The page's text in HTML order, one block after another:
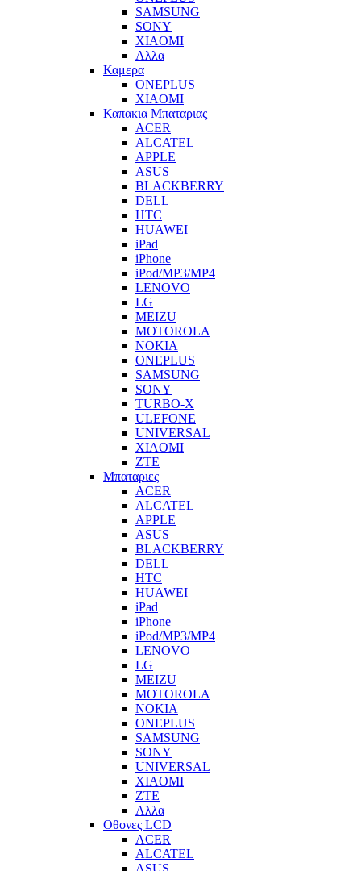
SAMSUNG
SONY
XIAOMI
Αλλα
Καμερα
ONEPLUS
XIAOMI
Καπακια Μπαταριας
ACER
ALCATEL
APPLE
ASUS
BLACKBERRY
DELL
HTC
HUAWEI
iPad
iPhone
iPod/MP3/MP4
LENOVO
LG
MEIZU
MOTOROLA
NOKIA
ONEPLUS
SAMSUNG
SONY
TURBO-X
ULEFONE
UNIVERSAL
XIAOMI
ZTE
Μπαταριες
ACER
ALCATEL
APPLE
ASUS
BLACKBERRY
DELL
HTC
HUAWEI
iPad
iPhone
iPod/MP3/MP4
LENOVO
LG
MEIZU
MOTOROLA
NOKIA
ONEPLUS
SAMSUNG
SONY
UNIVERSAL
XIAOMI
ZTE
Αλλα
Οθονες LCD
ACER
ALCATEL
ASUS